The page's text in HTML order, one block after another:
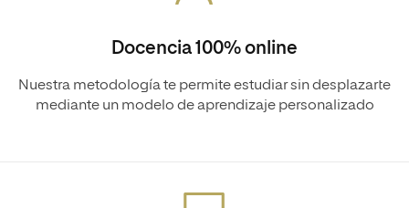
Docencia 100% online
Nuestra metodología te permite estudiar sin desplazarte
mediante un modelo de aprendizaje personalizado